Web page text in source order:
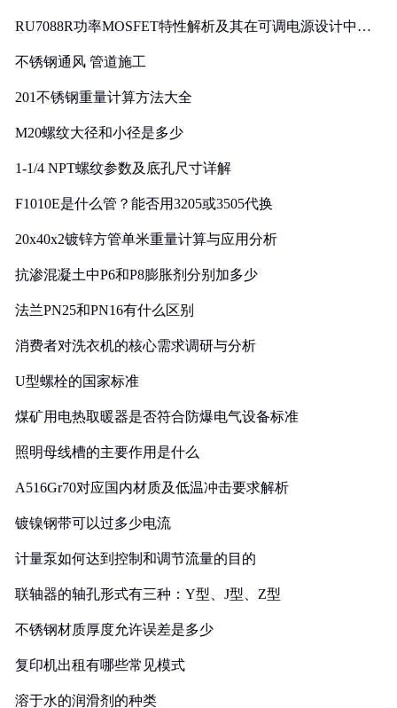
RU7088R功率MOSFET特性解析及其在可调电源设计中的
不锈钢通风 管道施工
201不锈钢重量计算方法大全
M20螺纹大径和小径是多少
1-1/4 NPT螺纹参数及底孔尺寸详解
F1010E是什么管？能否用3205或3505代换
20x40x2镀锌方管单米重量计算与应用分析
抗渗混凝土中P6和P8膨胀剂分别加多少
法兰PN25和PN16有什么区别
消费者对洗衣机的核心需求调研与分析
U型螺栓的国家标准
煤矿用电热取暖器是否符合防爆电气设备标准
照明母线槽的主要作用是什么
A516Gr70对应国内材质及低温冲击要求解析
镀镍钢带可以过多少电流
计量泵如何达到控制和调节流量的目的
联轴器的轴孔形式有三种：Y型、J型、Z型
不锈钢材质厚度允许误差是多少
复印机出租有哪些常见模式
溶于水的润滑剂的种类